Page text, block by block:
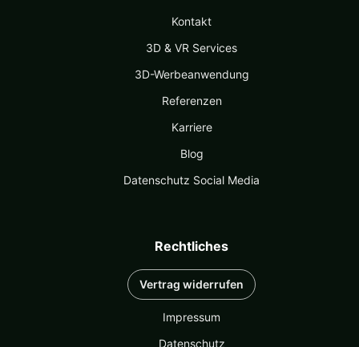
Kontakt
3D & VR Services
3D-Werbeanwendung
Referenzen
Karriere
Blog
Datenschutz Social Media
Rechtliches
Vertrag widerrufen
Impressum
Datenschutz